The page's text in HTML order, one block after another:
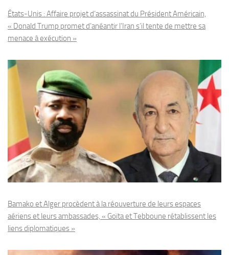
États-Unis : Affaire projet d’assassinat du Président Américain,
« Donald Trump promet d’anéantir l’Iran s’il tente de mettre sa
menace à exécution »
Bamako et Alger procèdent à la réouverture de leurs espaces
aériens et leurs ambassades, « Goïta et Tebboune rétablissent les
liens diplomatiques »